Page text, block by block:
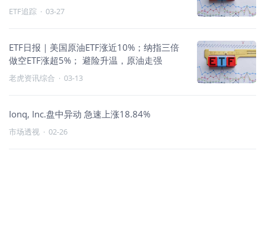
空与原油主题走强
ETF追踪 · 03-27
ETF日报｜美国原油ETF涨近10%；纳指三倍
做空ETF涨超5%； 避险升温，原油走强
老虎资讯综合 · 03-13
Ionq, Inc.盘中异动 急速上涨18.84%
市场透视 · 02-26